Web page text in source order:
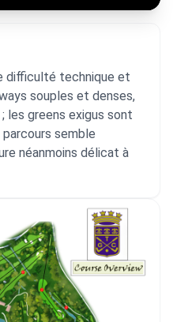
difficulté technique et
souples et denses,
les greens exigus sont
semble
néanmoins délicat à